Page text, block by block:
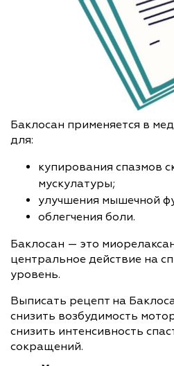
Баклосан применяется в
для:
купирования спазмов
мускулатуры;
улучшения мышечной
облегчения боли.
Баклосан — это
центральное действие на
уровень.
Выписать рецепт на
снизить возбудимость
снизить интенсивность
сокращений.